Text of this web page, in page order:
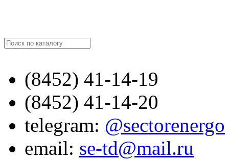
(8452) 41-14-19
(8452) 41-14-20
telegram: @sectorenergo
email: se-td@mail.ru